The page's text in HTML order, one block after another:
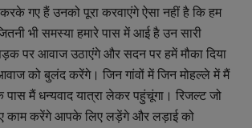
गए हैं उनको पूरा करवाएंगे ऐसा नहीं है कि हम
भी समस्या हमारे पास में आई है उन सारी
पर आवाज उठाएंगे और सदन पर हमें मौका दिया
को बुलंद करेंगे। जिन गांवों में जिन मोहल्ले में मैं
पास मैं धन्यवाद यात्रा लेकर पहुंचूंगा। रिजल्ट जो
काम करेंगे आपके लिए लड़ेंगे और लड़ाई को